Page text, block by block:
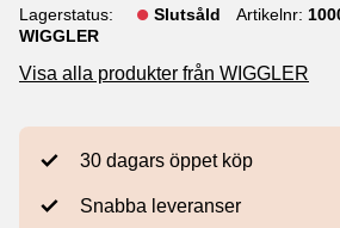
Lagerstatus Slutsåld Artikelnr
WIGGLER
Visa alla produkter från WIGGLER
30 dagars öppet köp
Snabba leveranser